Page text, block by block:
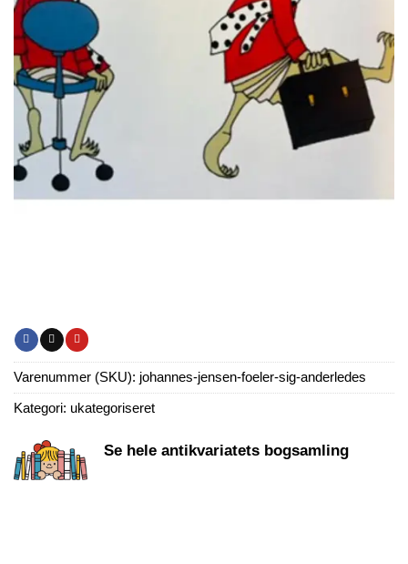
Varenummer (SKU): johannes-jensen-foeler-sig-anderledes
Kategori: ukategoriseret
Se hele antikvariatets bogsamling